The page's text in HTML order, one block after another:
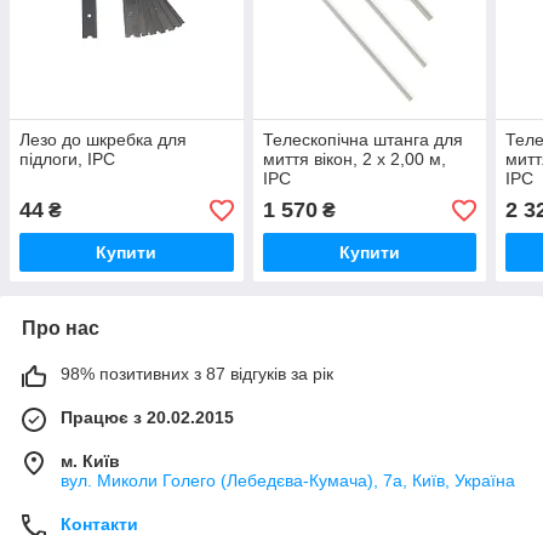
Лезо до шкребка для
підлоги, IPC
44 ₴
Купити
Телескопічна штанга для
миття вікон, 2 х 2,00 м,
IPC
1 570₴
Купити
IPC
2
Про нас
98% позитивних з 87 відгуків за рік
Працює з 20.02.2015
м. Київ
вул. Миколи Голего (Лебедєва-Кумача), 7а, Київ, Україна
Контакти